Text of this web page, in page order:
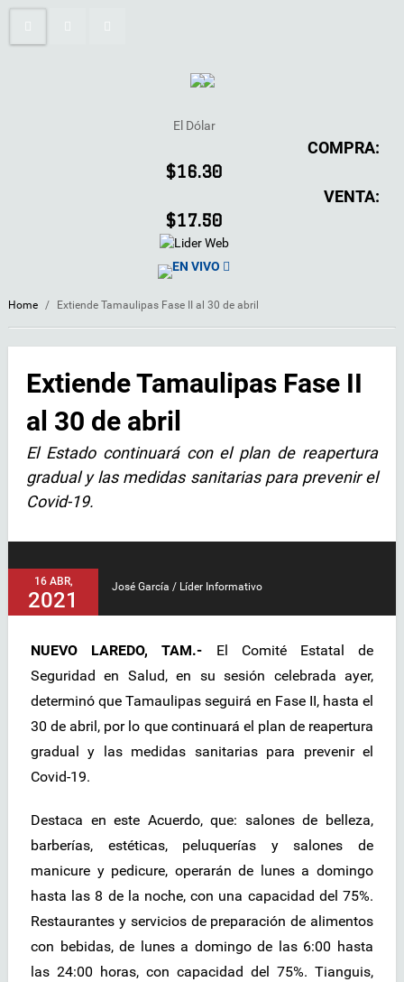
El Dólar
COMPRA:
$16.30
VENTA:
$17.50
EN VIVO
Home / Extiende Tamaulipas Fase II al 30 de abril
Extiende Tamaulipas Fase II
al 30 de abril
El Estado continuará con el plan de reapertura
gradual y las medidas sanitarias para prevenir el
Covid-19.
16 ABR,
2021
José García / Líder Informativo
NUEVO LAREDO, TAM.- El Comité Estatal de
Seguridad en Salud, en su sesión celebrada ayer,
determinó que Tamaulipas seguirá en Fase II, hasta el
30 de abril, por lo que continuará el plan de reapertura
gradual y las medidas sanitarias para prevenir el
Covid-19.
Destaca en este Acuerdo, que: salones de belleza,
barberías, estéticas, peluquerías y salones de
manicure y pedicure, operarán de lunes a domingo
hasta las 8 de la noche, con una capacidad del 75%.
Restaurantes y servicios de preparación de alimentos
con bebidas, de lunes a domingo de las 6:00 hasta
las 24:00 horas, con capacidad del 75%. Tianguis,